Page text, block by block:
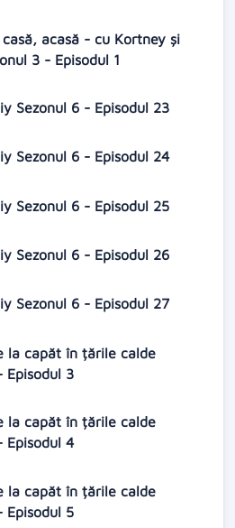
acasă - cu Kortney și
3 - Episodul 1
Sezonul 6 - Episodul 23
Sezonul 6 - Episodul 24
Sezonul 6 - Episodul 25
Sezonul 6 - Episodul 26
Sezonul 6 - Episodul 27
la capăt în țările calde
Episodul 3
la capăt în țările calde
Episodul 4
la capăt în țările calde
Episodul 5